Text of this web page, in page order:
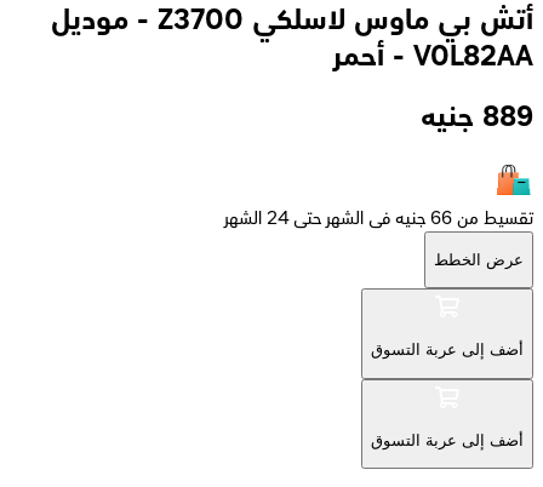
أتش بي ماوس لاسلكي Z3700 - موديل
V0L82AA - أحمر
889 جنيه
تقسيط من 66 جنيه فى الشهر حتى 24 الشهر
عرض الخطط
أضف إلى عربة التسوق
أضف إلى عربة التسوق